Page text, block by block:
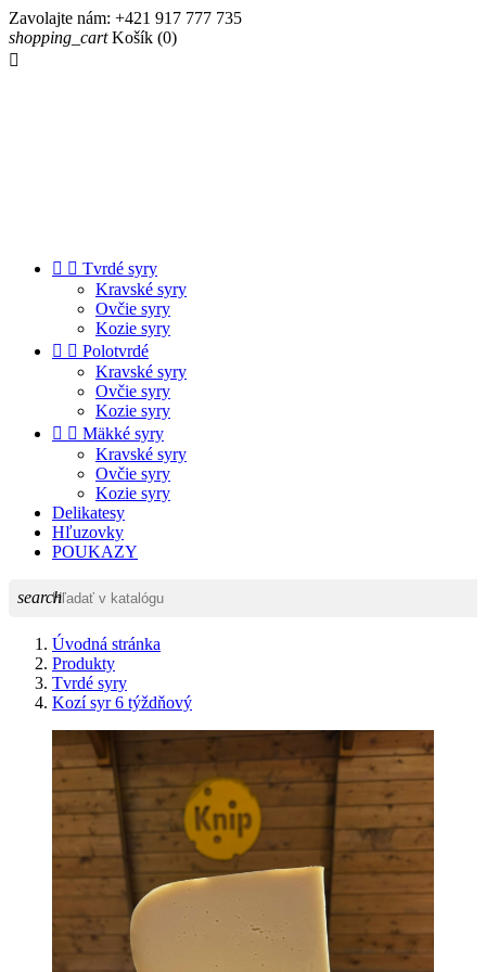
Zavolajte nám: +421 917 777 735
shopping_cart Košík (0)

  Tvrdé syry
Kravské syry
Ovčie syry
Kozie syry
  Polotvrdé
Kravské syry
Ovčie syry
Kozie syry
  Mäkké syry
Kravské syry
Ovčie syry
Kozie syry
Delikatesy
Hľuzovky
POUKAZY
search
Úvodná stránka
Produkty
Tvrdé syry
Kozí syr 6 týždňový